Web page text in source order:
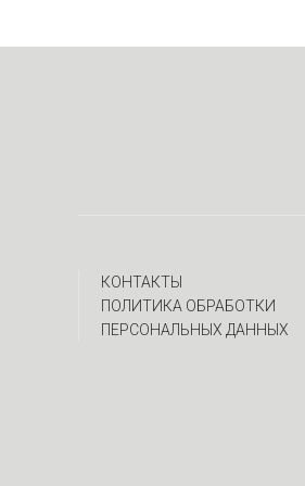
КОНТАКТЫ
ПОЛИТИКА ОБРАБОТКИ
ПЕРСОНАЛЬНЫХ ДАННЫХ